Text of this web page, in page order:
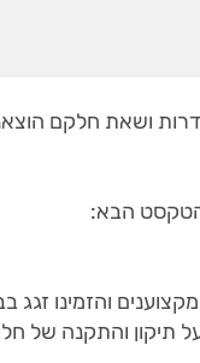
מתוך 13 זגגים שהצגנו
הבא:
והזמינו